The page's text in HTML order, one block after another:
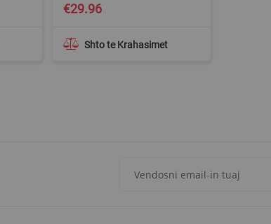
Shto te Krahasimet
€29.96